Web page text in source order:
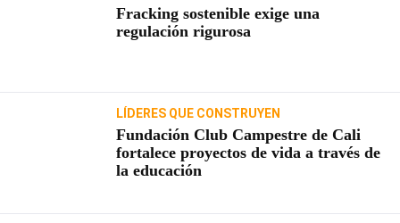
Fracking sostenible exige una
regulación rigurosa
LÍDERES QUE CONSTRUYEN
Fundación Club Campestre de Cali
fortalece proyectos de vida a través de
la educación